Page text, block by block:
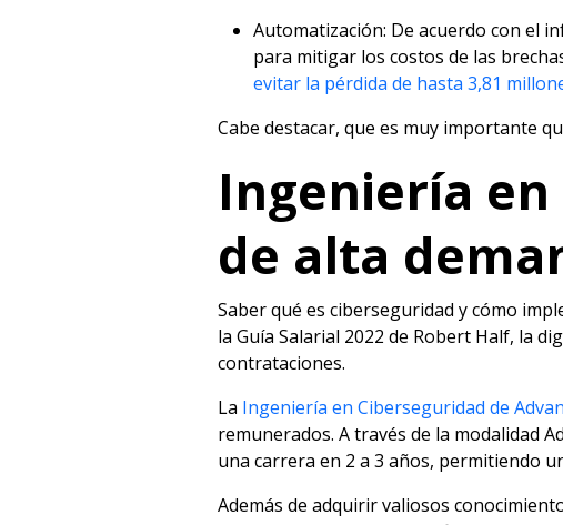
Automatización: De acuerdo con el
para mitigar los costos de las
evitar la pérdida de hasta 3,81
Cabe destacar, que es muy importante
Ingeniería
de alta
Saber qué es ciberseguridad y cómo
la Guía Salarial 2022 de Robert Half, la
contrataciones.
La Ingeniería en Ciberseguridad de
remunerados. A través de la modalidad
una carrera en 2 a 3 años, permitiendo
Además de adquirir valiosos